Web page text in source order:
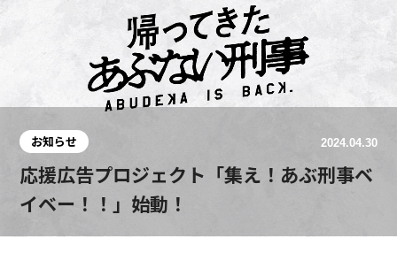
2024.04.30
お知らせ
応援広告プロジェクト「集え！あぶ刑事ベ
イベー！！」始動！